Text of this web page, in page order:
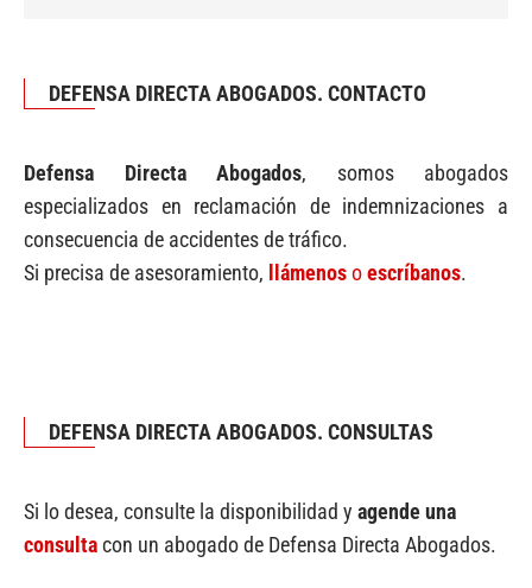
DEFENSA DIRECTA ABOGADOS. CONTACTO
Defensa Directa Abogados, somos abogados
especializados en reclamación de indemnizaciones a
consecuencia de accidentes de tráfico.
Si precisa de asesoramiento,
llámenosoescríbanos.
DEFENSA DIRECTA ABOGADOS. CONSULTAS
Si lo desea, consulte la disponibilidad y agende una
consultacon un abogado de Defensa Directa Abogados.